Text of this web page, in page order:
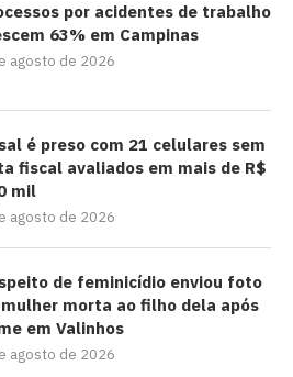
por acidentes de trabalho
63% em Campinas
agosto de 2026
é preso com 21 celulares sem
fiscal avaliados em mais de R$
mil
agosto de 2026
de feminicídio enviou foto
morta ao filho dela após
em Valinhos
agosto de 2026